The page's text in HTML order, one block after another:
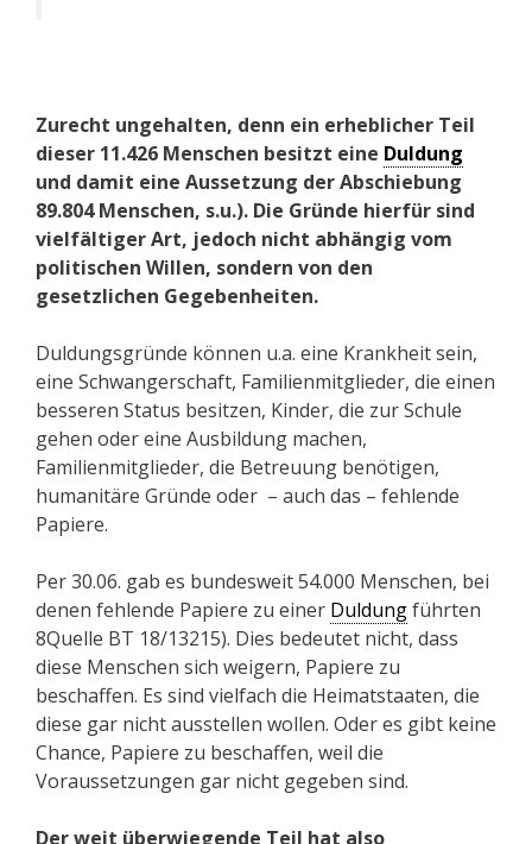
Zurecht ungehalten, denn ein erheblicher Teil
dieser 11.426 Menschen besitzt eine Duldung
und damit eine Aussetzung der Abschiebung
89.804 Menschen, s.u.). Die Gründe hierfür sind
vielfältiger Art, jedoch nicht abhängig vom
politischen Willen, sondern von den
gesetzlichen Gegebenheiten.
Duldungsgründe können u.a. eine Krankheit sein,
eine Schwangerschaft, Familienmitglieder, die einen
besseren Status besitzen, Kinder, die zur Schule
gehen oder eine Ausbildung machen,
Familienmitglieder, die Betreuung benötigen,
humanitäre Gründe oder – auch das – fehlende
Papiere.
Per 30.06. gab es bundesweit 54.000 Menschen, bei
denen fehlende Papiere zu einer Duldungführten
8Quelle BT 18/13215). Dies bedeutet nicht, dass
diese Menschen sich weigern, Papiere zu
beschaffen. Es sind vielfach die Heimatstaaten, die
diese gar nicht ausstellen wollen. Oder es gibt keine
Chance, Papiere zu beschaffen, weil die
Voraussetzungen gar nicht gegeben sind.
Der weit überwiegende Teil hat also